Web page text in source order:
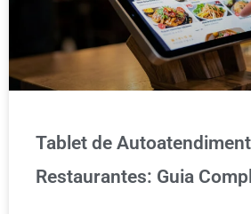
Tablet de
Restaurantes: Guia